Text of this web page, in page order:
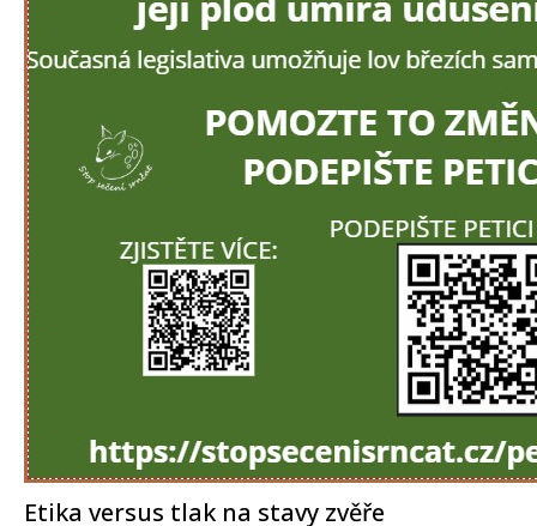
Etika versus tlak na stavy zvěře